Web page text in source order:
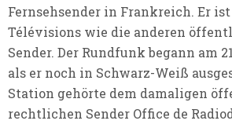
Fernsehsender in Frankreich. Er
Télévisions wie die anderen
Sender. Der Rundfunk begann am
als er noch in Schwarz-Weiß
Station gehörte dem damaligen
rechtlichen Sender Office de